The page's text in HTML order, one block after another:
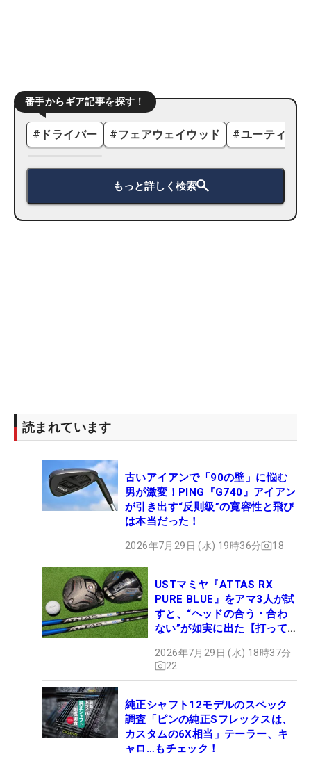
番手からギア記事を探す！
# ドライバー #フェアウェイウッド #ユーティリ
もっと詳しく検索
読まれています
古いアイアンで「90の壁」に悩む
男が激変！PING『G740』アイアン
が引き出す“反則級”の寛容性と飛び
は本当だった！
2026年7月29日 (水) 19時36分 18
USTマミヤ『ATTAS RX
PURE BLUE』をアマ3人が試
すと、“ヘッドの合う・合わ
ない”が如実に出た【打って
2026年7月29日 (水) 18時37分
22
純正シャフト12モデルのスペック
調査「ピンの純正Sフレックスは、
カスタムの6X相当」テーラー、キ
ャロ…もチェック！